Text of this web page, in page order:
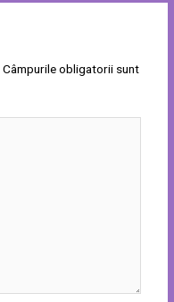
Câmpurile obligatorii sunt